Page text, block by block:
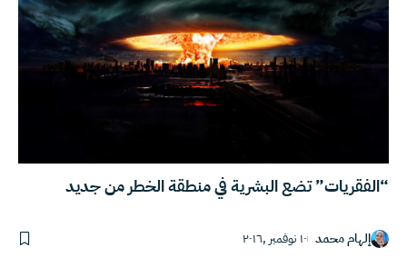
“الفقريات” تضع البشرية في منطقة الخطر من جديد
إلهام محمد ١٠ نوفمبر ,٢٠١٦